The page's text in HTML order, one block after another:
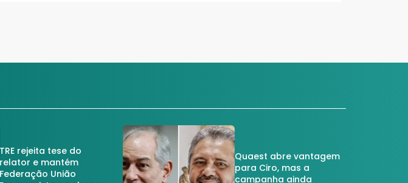
TRE rejeita tese do
e mantém
União
Quaest abre vantagem
para Ciro, mas a
campanha ainda